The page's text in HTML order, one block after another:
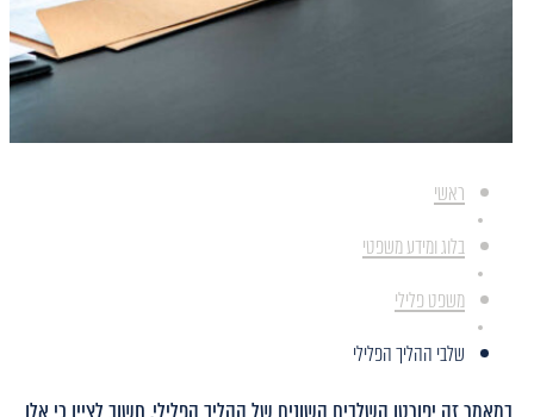
ראשי
בלוג ומידע משפטי
משפט פלילי
שלבי ההליך הפלילי